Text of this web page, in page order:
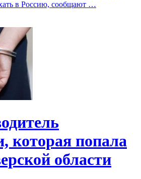
в Россию, сообщают …
которая попала
области